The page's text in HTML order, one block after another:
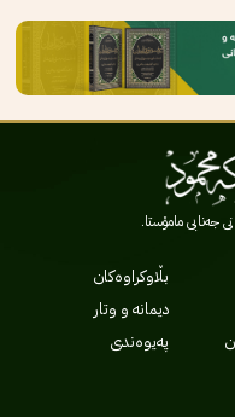
مامۆستا.
بڵاوکراوەکان
دیمانە و وتار
پەیوەندی